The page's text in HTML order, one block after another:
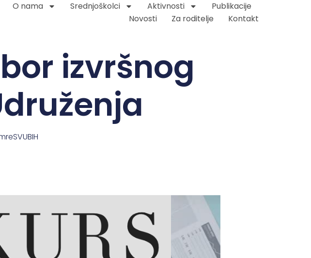
O nama Srednjoškolci Aktivnosti
Publikacije
Novosti
Za roditelje Kontakt
izvršnog